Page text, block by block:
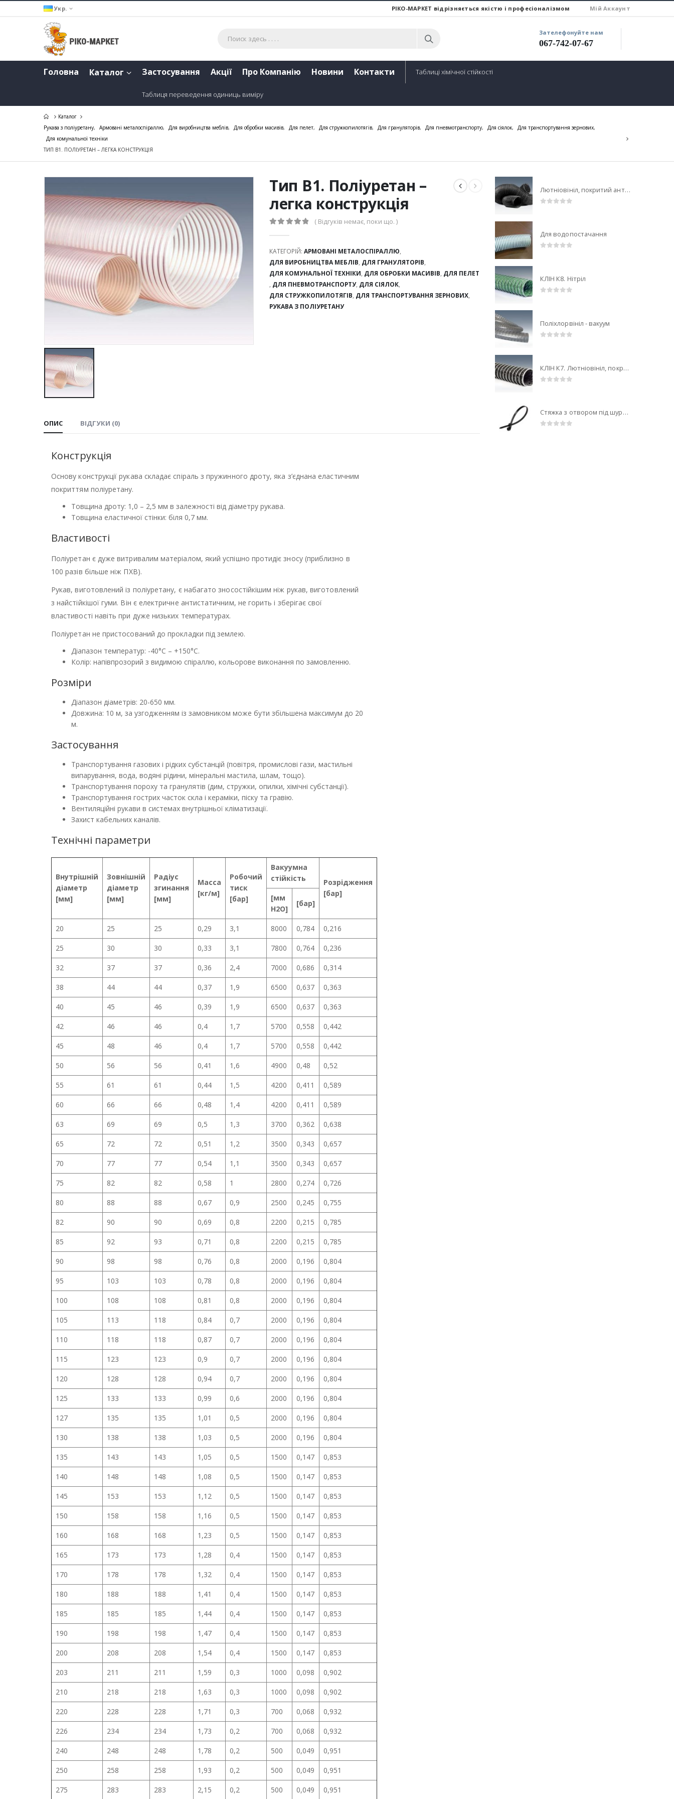
Укр. РІКО-МАРКЕТ відрізняється якістю і професіоналізмом Miй Аккаунт
Зателефонуйте нам
067-742-07-67
Головна Каталог Застосування Акції Про Компанію Новини Контакти Таблиці хімічної стійкості
Таблиця переведення одиниць виміру
Каталог
Рукава з поліуретану, Армовані металоспіраллю, Для виробництва меблів, Для обробки масивів, Для пелет, Для стружкопилотягів, Для грануляторів, Для пневмотранспорту, Для сіялок, Для транспортування зернових,
Для комунальної техніки
ТИП В1. ПОЛІУРЕТАН – ЛЕГКА КОНСТРУКЦІЯ
Тип В1. Поліуретан –
легка конструкція
( Відгуків немає, поки що. )
КАТЕГОРІЙ: АРМОВАНІ МЕТАЛОСПІРАЛЛЮ,
ДЛЯ ВИРОБНИЦТВА МЕБЛІВ, ДЛЯ ГРАНУЛЯТОРІВ,
ДЛЯ КОМУНАЛЬНОЇ ТЕХНІКИ, ДЛЯ ОБРОБКИ МАСИВІВ, ДЛЯ ПЕЛЕТ
, ДЛЯ ПНЕВМОТРАНСПОРТУ, ДЛЯ СІЯЛОК,
ДЛЯ СТРУЖКОПИЛОТЯГІВ, ДЛЯ ТРАНСПОРТУВАННЯ ЗЕРНОВИХ,
РУКАВА З ПОЛІУРЕТАНУ
ОПИС ВІДГУКИ (0)
Конструкція
Основу конструкції рукава складає спіраль з пружинного дроту, яка з’єднана еластичним
покриттям поліуретану.
Товщина дроту: 1,0 – 2,5 мм в залежності від діаметру рукава.
Товщина еластичної стінки: біля 0,7 мм.
Властивості
Поліуретан є дуже витривалим матеріалом, який успішно протидіє зносу (приблизно в
100 разів більше ніж ПХВ).
Рукав, виготовлений із поліуретану, є набагато зносостійкішим ніж рукав, виготовлений
з найстійкішої гуми. Він є електричне антистатичним, не горить і зберігає свої
властивості навіть при дуже низьких температурах.
Поліуретан не пристосований до прокладки під землею.
Діапазон температур: -40°С – +150°С.
Колір: напівпрозорий з видимою спіраллю, кольорове виконання по замовленню.
Розміри
Діапазон діаметрів: 20-650 мм.
Довжина: 10 м, за узгодженням із замовником може бути збільшена максимум до 20
м.
Застосування
Транспортування газових і рідких субстанцій (повітря, промислові гази, мастильні
випарування, вода, водяні рідини, мінеральні мастила, шлам, тощо).
Транспортування пороху та гранулятів (дим, стружки, опилки, хімічні субстанції).
Транспортування гострих часток скла і кераміки, піску та гравію.
Вентиляційні рукави в системах внутрішньої кліматизації.
Захист кабельних каналів.
Технічні параметри
Внутрішній
діаметр
[мм]
Зовнішній
діаметр
[мм]
Радіус
згинання
[мм]
Масса
[кг/м]
Робочий
тиск
[бар]
Вакуумна
стійкість
Розрідження
[бар]
[мм
H2O]
[бар]
20 25 25 0,29 3,1 8000 0,784 0,216
25 30 30 0,33 3,1 7800 0,764 0,236
32 37 37 0,36 2,4 7000 0,686 0,314
38 44 44 0,37 1,9 6500 0,637 0,363
40 45 46 0,39 1,9 6500 0,637 0,363
42 46 46 0,4 1,7 5700 0,558 0,442
45 48 46 0,4 1,7 5700 0,558 0,442
50 56 56 0,41 1,6 4900 0,48 0,52
55 61 61 0,44 1,5 4200 0,411 0,589
60 66 66 0,48 1,4 4200 0,411 0,589
63 69 69 0,5 1,3 3700 0,362 0,638
65 72 72 0,51 1,2 3500 0,343 0,657
70 77 77 0,54 1,1 3500 0,343 0,657
75 82 82 0,58 1 2800 0,274 0,726
80 88 88 0,67 0,9 2500 0,245 0,755
82 90 90 0,69 0,8 2200 0,215 0,785
85 92 93 0,71 0,8 2200 0,215 0,785
90 98 98 0,76 0,8 2000 0,196 0,804
95 103 103 0,78 0,8 2000 0,196 0,804
100 108 108 0,81 0,8 2000 0,196 0,804
105 113 118 0,84 0,7 2000 0,196 0,804
110 118 118 0,87 0,7 2000 0,196 0,804
115 123 123 0,9 0,7 2000 0,196 0,804
120 128 128 0,94 0,7 2000 0,196 0,804
125 133 133 0,99 0,6 2000 0,196 0,804
127 135 135 1,01 0,5 2000 0,196 0,804
130 138 138 1,03 0,5 2000 0,196 0,804
135 143 143 1,05 0,5 1500 0,147 0,853
140 148 148 1,08 0,5 1500 0,147 0,853
145 153 153 1,12 0,5 1500 0,147 0,853
150 158 158 1,16 0,5 1500 0,147 0,853
160 168 168 1,23 0,5 1500 0,147 0,853
165 173 173 1,28 0,4 1500 0,147 0,853
170 178 178 1,32 0,4 1500 0,147 0,853
180 188 188 1,41 0,4 1500 0,147 0,853
185 185 185 1,44 0,4 1500 0,147 0,853
190 198 198 1,47 0,4 1500 0,147 0,853
200 208 208 1,54 0,4 1500 0,147 0,853
203 211 211 1,59 0,3 1000 0,098 0,902
210 218 218 1,63 0,3 1000 0,098 0,902
220 228 228 1,71 0,3 700 0,068 0,932
226 234 234 1,73 0,2 700 0,068 0,932
240 248 248 1,78 0,2 500 0,049 0,951
250 258 258 1,93 0,2 500 0,049 0,951
275 283 283 2,15 0,2 500 0,049 0,951
Лютніовініл, покритий антистатичним ПВХ (середовище із загрозою вибуху)
Для водопостачання
КЛІН К8. Нітріл
Поліхлорвініл - вакуум
КЛІН К7. Лютніовініл, покритий антистатичним ПВХ (середовище із загрозою вибуху)
Стяжка з отвором під шуруп 4х150мм